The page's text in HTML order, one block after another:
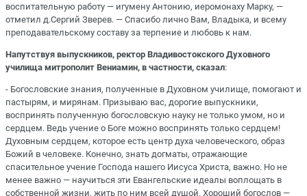
воспитательную работу — игумену Антонию, иеромонаху Марку, —
отметил д.Сергий Зверев. — Спасибо лично Вам, Владыка, и всему
преподавательскому составу за терпение и любовь к нам.
Напутствуя выпускников, ректор Владивостокского Духовного
училища митрополит Вениамин, в частности, сказал:
- Богословские знания, полученные в Духовном училище, помогают и
пастырям, и мирянам. Призываю вас, дорогие выпускники,
воспринять полученную богословскую науку не только умом, но и
сердцем. Ведь учение о Боге можно воспринять только сердцем!
Духовным сердцем, которое есть центр духа человеческого, образ
Божий в человеке. Конечно, знать догматы, отражающие
спасительное учение Господа нашего Иисуса Христа, важно. Но не
менее важно — научиться эти Евангельские идеалы воплощать в
собственной жизни, жить по ним всей душой. Хороший богослов —